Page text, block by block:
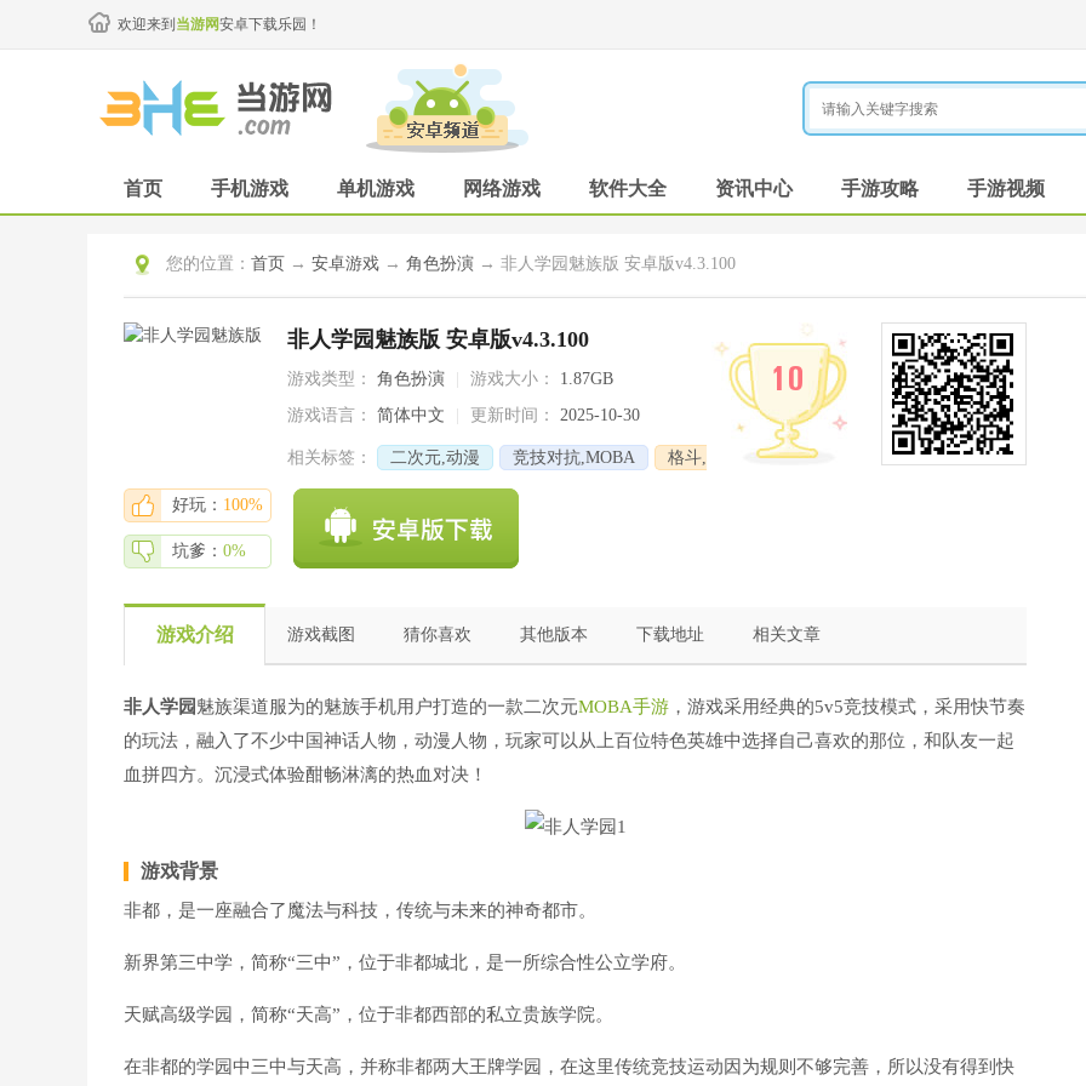
欢迎来到 当游网安卓下载乐园！
首页 手机游戏 单机游戏 网络游戏 软件大全 资讯中心 手游攻略 手游视频
您的位置： 首页 → 安卓游戏 → 角色扮演 → 非人学园魅族版 安卓版v4.3.100
非人学园魅族版 安卓版v4.3.100
游戏类型： 角色扮演 游戏大小：
1.87GB
游戏语言：
简体中文 更新时间： 2025-10-30
相关标签： 二次元,动漫 竞技对抗,MOBA 格斗,
10
好玩： 100%
坑爹： 0%
游戏介绍 游戏截图 猜你喜欢 其他版本 下载地址 相关文章
非人学园魅族渠道服为的魅族手机用户打造的一款二次元MOBA手游 ，游戏采用经典的5v5竞技模式，采用快节奏
的玩法，融入了不少中国神话人物，动漫人物，玩家可以从上百位特色英雄中选择自己喜欢的那位，和队友一起
血拼四方。沉浸式体验酣畅淋漓的热血对决！
游戏背景
非都，是一座融合了魔法与科技，传统与未来的神奇都市。
新界第三中学，简称“三中”，位于非都城北，是一所综合性公立学府。
天赋高级学园，简称“天高”，位于非都西部的私立贵族学院。
在非都的学园中三中与天高，并称非都两大王牌学园，在这里传统竞技运动因为规则不够完善，所以没有得到快